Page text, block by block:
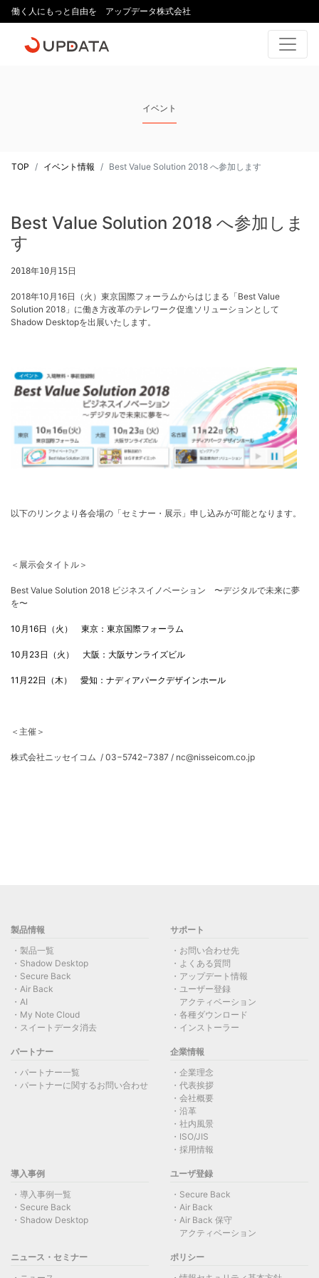
働く人にもっと自由を アップデータ株式会社
イベント
TOP イベント情報 Best Value Solution 2018 へ参加します
Best Value Solution 2018 へ参加しま
す
2018年10月15日
2018年10月16日（火）東京国際フォーラムからはじまる「Best Value
Solution 2018」に働き方改革のテレワーク促進ソリューションとして
Shadow Desktopを出展いたします。
以下のリンクより各会場の「セミナー・展示」申し込みが可能となります。
＜展示会タイトル＞
Best Value Solution 2018 ビジネスイノベーション 〜デジタルで未来に夢
を〜
10月16日（火） 東京：東京国際フォーラム
10月23日（火） 大阪：大阪サンライズビル
11月22日（木） 愛知：ナディアパークデザインホール
＜主催＞
株式会社ニッセイコム / 03−5742−7387 / nc@nisseicom.co.jp
製品情報
製品一覧
Shadow Desktop
Secure Back
Air Back
AI
My Note Cloud
スイートデータ消去
サポート
お問い合わせ先
よくある質問
アップデート情報
ユーザー登録
アクティベーション
各種ダウンロード
インストーラー
パートナー
パートナー一覧
パートナーに関するお問い合わせ
企業情報
企業理念
代表挨拶
会社概要
沿革
社内風景
ISO/JIS
採用情報
導入事例
導入事例一覧
Secure Back
Shadow Desktop
ユーザ登録
Secure Back
Air Back
Air Back 保守
アクティベーション
ニュース・セミナー
ポリシー